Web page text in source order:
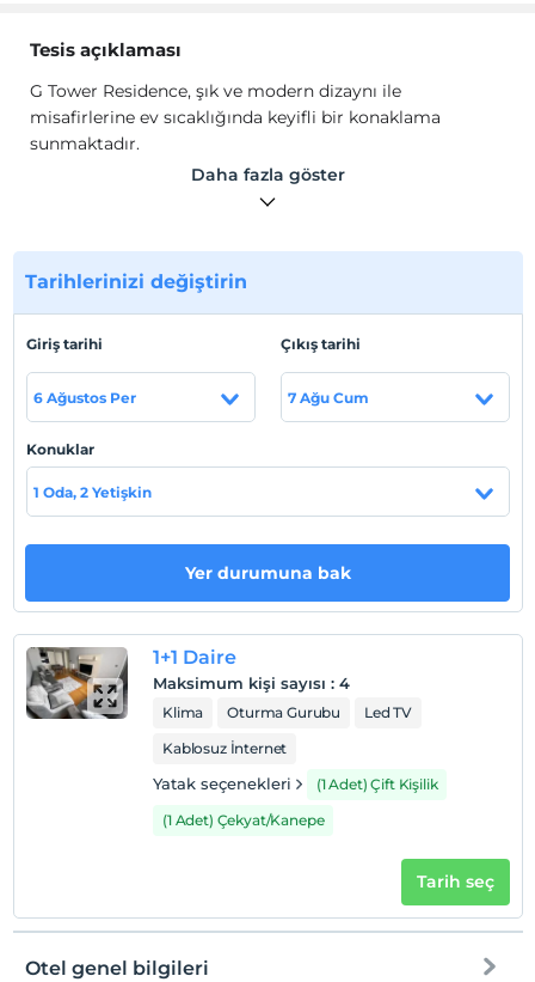
Tesis açıklaması
G Tower Residence, şık ve modern dizaynı ile
misafirlerine ev sıcaklığında keyifli bir konaklama
sunmaktadır.
Dairelerimizde, özel giriş, gardırop, ısıtma, klima, oturma
grubu, kablolu yayın, Smart TV, LED TV, Wi-Fi, mutfak,
makinesi, ocak, yemek alanı, yemek alanı, çay/ kahve
makinesi, yemek takımı, yemek masası, Türk kahvesi
Tesis lokasyon bilgileri
Bağcılar Güneşli'de konumlanmaktadır. Toplu taşımaya
İstanbul Havaalanı'na 25 dk., Tem ve E-5 çok yakın
konumdadır. G Tower Redisidence altında marketler,
restoranlar ve eczane bulunmaktadır.
Haritada Göster
Otel koşulları
En erken saat 13:00 ve sonrası
En geç saat 14:00 ve öncesi
Sigara
Daha fazla göster
Tarihlerinizi değiştirin
Giriş tarihi
6 Ağustos Per
Çıkış tarihi
7 Ağu Cum
Konuklar
1 Oda, 2 Yetişkin
Yer durumuna bak
1+1 Daire
Maksimum kişi sayısı : 4
Klima Oturma Gurubu
Led TV
Kablosuz İnternet
Yatak seçenekleri
(1 Adet) Çift Kişilik
(1 Adet) Çekyat/Kanepe
Tarih seç
Otel genel bilgileri